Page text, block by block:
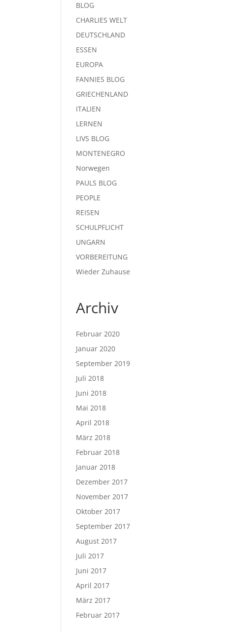
BLOG
CHARLIES WELT
DEUTSCHLAND
ESSEN
EUROPA
FANNIES BLOG
GRIECHENLAND
ITALIEN
LERNEN
LIVS BLOG
MONTENEGRO
Norwegen
PAULS BLOG
PEOPLE
REISEN
SCHULPFLICHT
UNGARN
VORBEREITUNG
Wieder Zuhause
Archiv
Februar 2020
Januar 2020
September 2019
Juli 2018
Juni 2018
Mai 2018
April 2018
März 2018
Februar 2018
Januar 2018
Dezember 2017
November 2017
Oktober 2017
September 2017
August 2017
Juli 2017
Juni 2017
April 2017
März 2017
Februar 2017